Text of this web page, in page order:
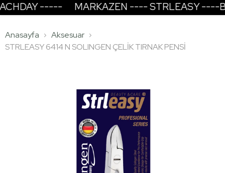
----- MARKAZEN ---- STRLEASY ----
Anasayfa
Aksesuar
STRLEASY 6414 N SOLINGEN ÇELİK TIRNAK PENSİ